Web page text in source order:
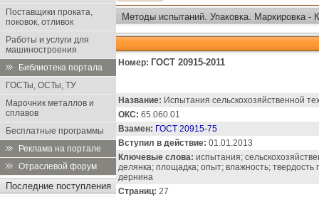
Поставщики проката,
поковок, отливок
Работы и услуги для
машиностроения
Библиотека портала
ГОСТы, ОСТы, ТУ
Марочник металлов и
сплавов
Бесплатные программы
Реклама на портале
Отраслевой форум
Последние поступления
Методы испытаний. Упаковка. Маркировка -
Номер: ГОСТ 20915-2011
Название: Испытания сельскохозяйственной
ОКС: 65.060.01
Взамен: ГОСТ 20915-75
Вступил в действие: 01.01.2013
Ключевые слова: испытания;
делянка; площадка; опыт; влажность; твердость
дернина
Страниц: 27